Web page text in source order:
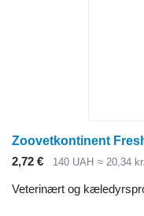
2,72 € 140 UAH ≈ 20,34 kr.
Veterinært og